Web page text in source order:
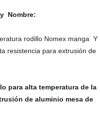
Nombre:
rodillo Nomex manga Y
resistencia para extrusión de
para alta temperatura de la
de aluminio mesa de